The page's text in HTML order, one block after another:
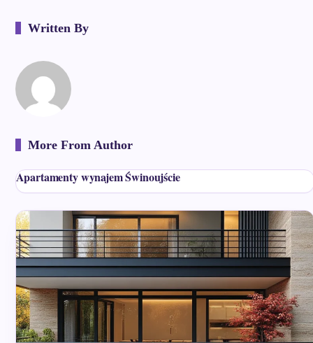
Written By
More From Author
Apartamenty wynajem Świnoujście